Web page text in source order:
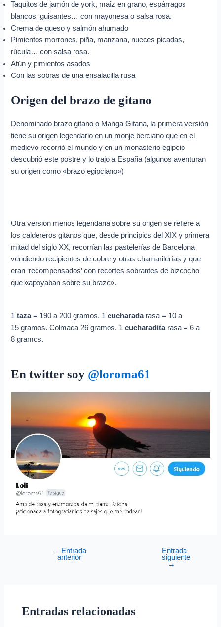
Taquitos de jamón de york, maíz en grano, espárragos
blancos, guisantes… con mayonesa o salsa rosa.
Crema de queso y salmón ahumado
Pimientos morrones, piña, manzana, nueces picadas,
rúcula… con salsa rosa.
Atún y pimientos asados
Con las sobras de una ensaladilla rusa
Origen del brazo de gitano
Denominado brazo gitano o Manga Gitana, la primera versión
tiene su origen legendario en un monje berciano que en el
medievo recorrió el mundo y en un monasterio egipcio
descubrió este postre y lo trajo a España (algunos aventuran
su origen como «brazo egipciano»)
Otra versión menos legendaria sobre su origen se refiere a
los caldereros gitanos que, desde principios del XIX y primera
mitad del siglo XX, recorrían las pastelerías de Barcelona
vendiendo recipientes de cobre y otras chamarilerías y que
eran ‘recompensados’ con recortes sobrantes de bizcocho
que «apoyaban sobre su brazo».
1taza= 190 a 200 gramos. 1cucharadarasa = 10 a
15 gramos. Colmada 26 gramos. 1cucharaditarasa = 6 a
8 gramos.
En twitter soy @loroma61
← Entrada
anterior
Entrada
siguiente
→
Entradas relacionadas